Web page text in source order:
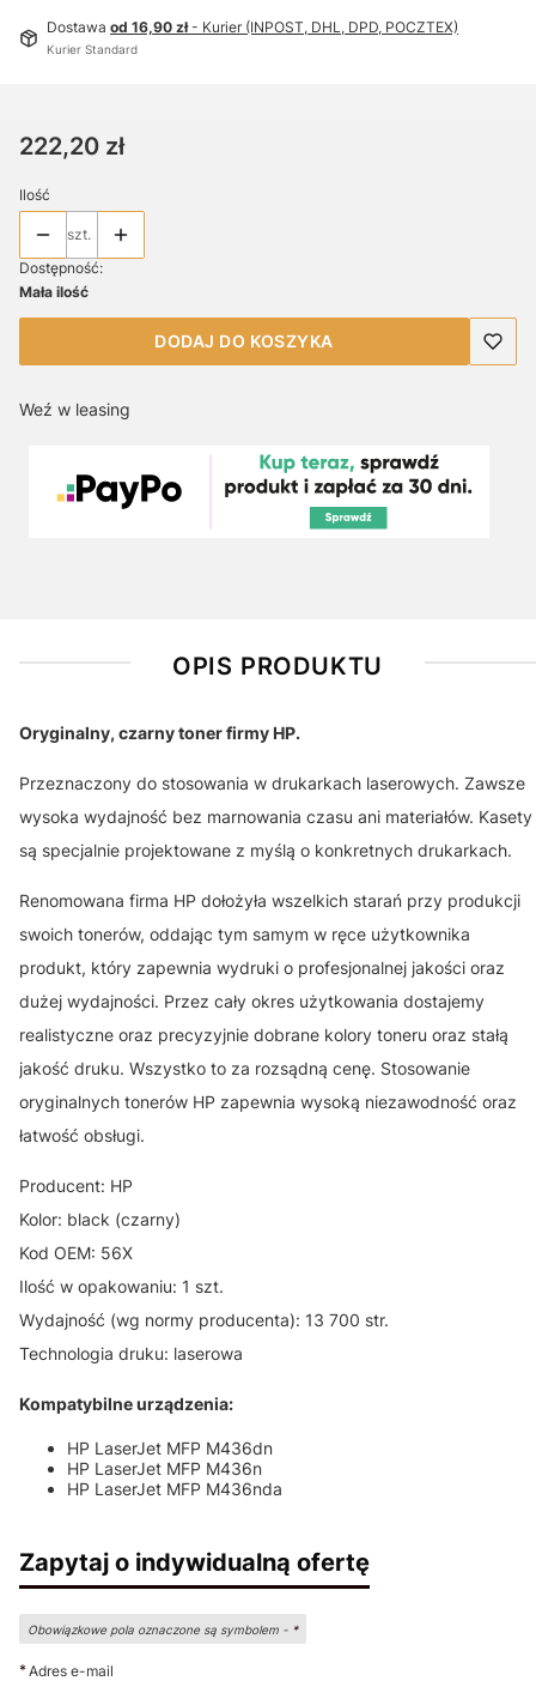
Dostawa od 16,90 zł- Kurier (INPOST, DHL, DPD, POCZTEX)
Kurier Standard
Cena
222,20 zł
Ilość
szt.
Dostępność:
Mała ilość
DODAJ DO KOSZYKA
Weź w leasing
OPIS PRODUKTU
Oryginalny, czarny toner firmy HP.
Przeznaczony do stosowania w drukarkach laserowych. Zawsze
wysoka wydajność bez marnowania czasu ani materiałów. Kasety
są specjalnie projektowane z myślą o konkretnych drukarkach.
Renomowana firma HP dołożyła wszelkich starań przy produkcji
swoich tonerów, oddając tym samym w ręce użytkownika
produkt, który zapewnia wydruki o profesjonalnej jakości oraz
dużej wydajności. Przez cały okres użytkowania dostajemy
realistyczne oraz precyzyjnie dobrane kolory toneru oraz stałą
jakość druku. Wszystko to za rozsądną cenę. Stosowanie
oryginalnych tonerów HP zapewnia wysoką niezawodność oraz
łatwość obsługi.
Producent: HP
Kolor: black (czarny)
Kod OEM: 56X
Ilość w opakowaniu: 1 szt.
Wydajność (wg normy producenta): 13 700 str.
Technologia druku: laserowa
Kompatybilne urządzenia:
HP LaserJet MFP M436dn
HP LaserJet MFP M436n
HP LaserJet MFP M436nda
Zapytaj o indywidualną ofertę
Obowiązkowe pola oznaczone są symbolem - *
*Adres e-mail